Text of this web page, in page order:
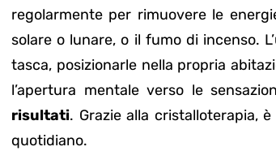
regolarmente per rimuovere le
solare o lunare, o il fumo di incenso.
tasca, posizionarle nella propria
l’apertura mentale verso le
risultati. Grazie alla cristalloterapia,
quotidiano.